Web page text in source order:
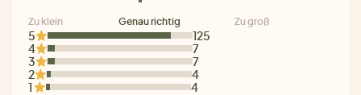
5
125
4
7
3
7
2
4
1
4
Zu klein Genau richtig Zu groß